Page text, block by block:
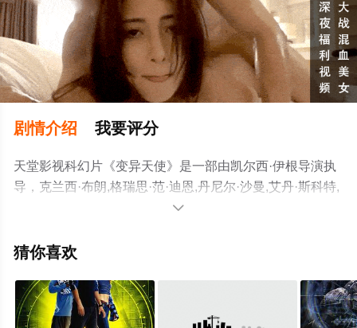
剧情介绍 我要评分
天堂影视科幻片《变异天使》是一部由凯尔西·伊根导演执
导，克兰西·布朗,格瑞思·范·迪恩,丹尼尔·沙曼,艾丹·斯科特,
瑞安·克鲁格等演员精彩演绎的南非电影，手机免费观看高
可移步至豆瓣电影、电视猫或剧情网等平台了解。

猜你喜欢